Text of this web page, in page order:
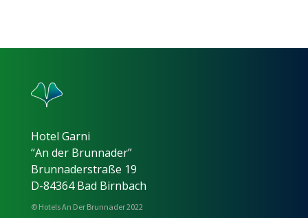
Hotel Garni
“An der Brunnader”
Brunnaderstraße 19
D-84364 Bad Birnbach
© Hotels An Der Brunnader 2022